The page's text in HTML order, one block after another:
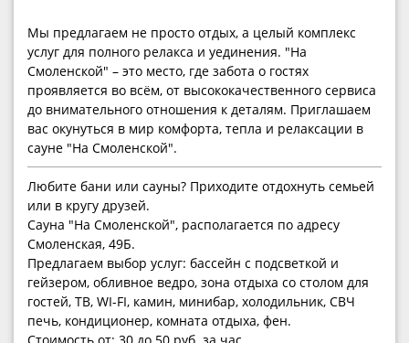
Мы предлагаем не просто отдых, а целый комплекс
услуг для полного релакса и уединения. "На
Смоленской" – это место, где забота о гостях
проявляется во всём, от высококачественного сервиса
до внимательного отношения к деталям. Приглашаем
вас окунуться в мир комфорта, тепла и релаксации в
сауне "На Смоленской".
Любите бани или сауны? Приходите отдохнуть семьей
или в кругу друзей.
Сауна "На Смоленской", располагается по адресу
Смоленская, 49Б.
Предлагаем выбор услуг: бассейн с подсветкой и
гейзером, обливное ведро, зона отдыха со столом для
гостей, ТВ, WI-FI, камин, минибар, холодильник, СВЧ
печь, кондиционер, комната отдыха, фен.
Стоимость от: 30 до 50 руб. за час.